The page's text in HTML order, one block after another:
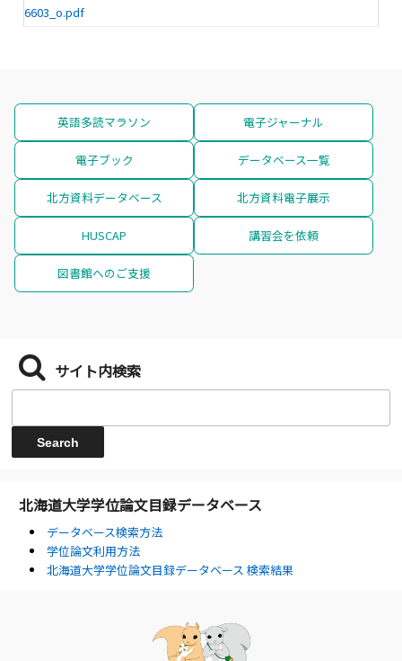
6603_o.pdf
英語多読マラソン 電子ジャーナル
電子ブック データベース一覧
北方資料データベース 北方資料電子展示
HUSCAP 講習会を依頼
図書館へのご支援
サイト内検索
北海道大学学位論文目録データベース
データベース検索方法
学位論文利用方法
北海道大学学位論文目録データベース 検索結果